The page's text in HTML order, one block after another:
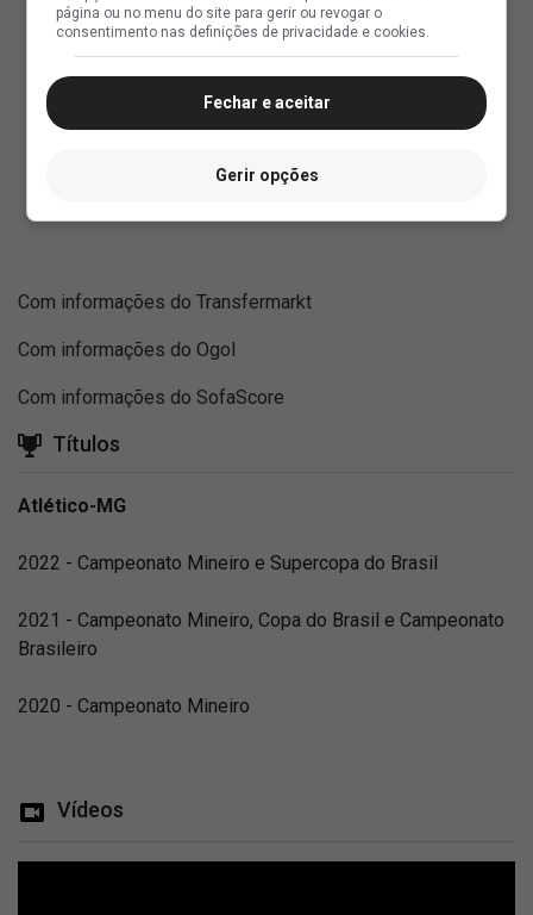
Com informações do Transfermarkt
Com informações do Ogol
Com informações do SofaScore
Títulos
Atlético-MG
2022 - Campeonato Mineiro e Supercopa do Brasil
2021 - Campeonato Mineiro, Copa do Brasil e Campeonato
Brasileiro
2020 - Campeonato Mineiro
Vídeos
página ou no menu do site para gerir ou revogar o
consentimento nas definições de privacidade e cookies.
Fechar e aceitar
Gerir opções